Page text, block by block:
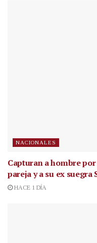
NACIONALES
Capturan a hombre
pareja y a su ex suegra
HACE 1 DÍA